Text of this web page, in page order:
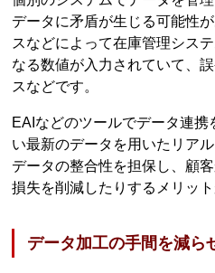
データに矛盾が生じる可能性
スなどによって在庫管理シス
なる数値が入力されていて、
スなどです。
EAIなどのツールでデータ連
い最新のデータを用いたリア
データの整合性を担保し、顧
損失を削減したりするメリット
データ加工の手間を減ら